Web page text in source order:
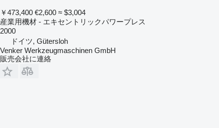
￥473,400 €2,600 ≈ $3,004
産業用機材 - エキセントリックパワープレス
2000
ドイツ, Gütersloh
Venker Werkzeugmaschinen GmbH
販売会社に連絡